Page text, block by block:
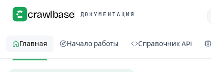
crawlbase ДОКУМЕНТАЦИЯ
Главная Начало работы Справочник API